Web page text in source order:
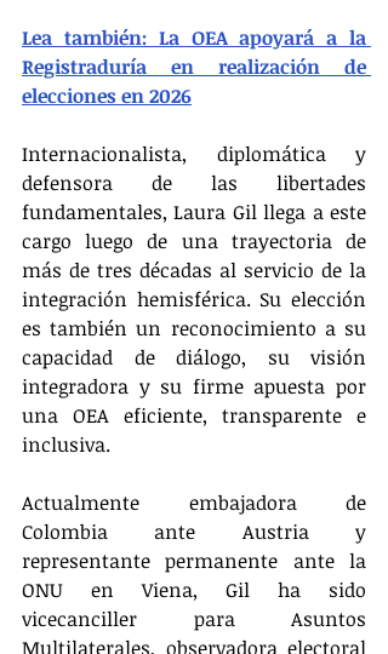
Lea también: La OEA apoyará a la
Registraduría en realización de
elecciones en 2026
Internacionalista, diplomática y
defensora de las libertades
fundamentales, Laura Gil llega a este
cargo luego de una trayectoria de
más de tres décadas al servicio de la
integración hemisférica. Su elección
es también un reconocimiento a su
capacidad de diálogo, su visión
integradora y su firme apuesta por
una OEA eficiente, transparente e
inclusiva.
Actualmente embajadora de
Colombia ante Austria y
representante permanente ante la
ONU en Viena, Gil ha sido
vicecanciller para Asuntos
Multilaterales, observadora electoral